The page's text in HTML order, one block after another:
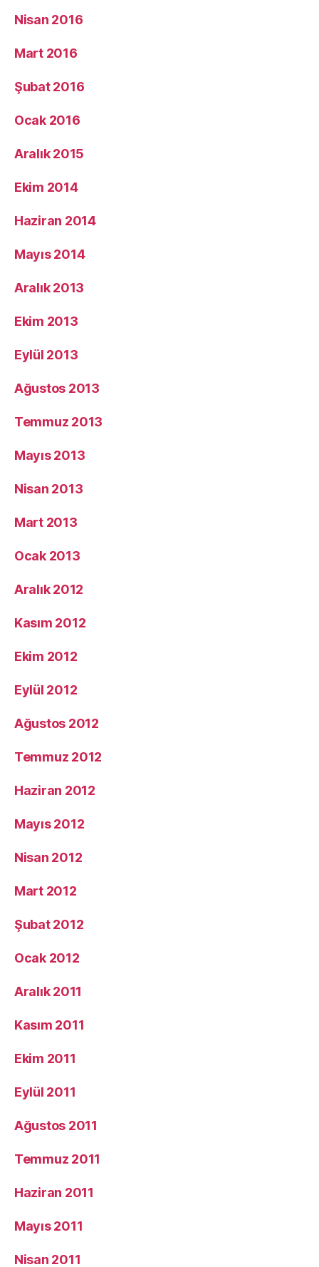
Nisan 2016
Mart 2016
Şubat 2016
Ocak 2016
Aralık 2015
Ekim 2014
Haziran 2014
Mayıs 2014
Aralık 2013
Ekim 2013
Eylül 2013
Ağustos 2013
Temmuz 2013
Mayıs 2013
Nisan 2013
Mart 2013
Ocak 2013
Aralık 2012
Kasım 2012
Ekim 2012
Eylül 2012
Ağustos 2012
Temmuz 2012
Haziran 2012
Mayıs 2012
Nisan 2012
Mart 2012
Şubat 2012
Ocak 2012
Aralık 2011
Kasım 2011
Ekim 2011
Eylül 2011
Ağustos 2011
Temmuz 2011
Haziran 2011
Mayıs 2011
Nisan 2011